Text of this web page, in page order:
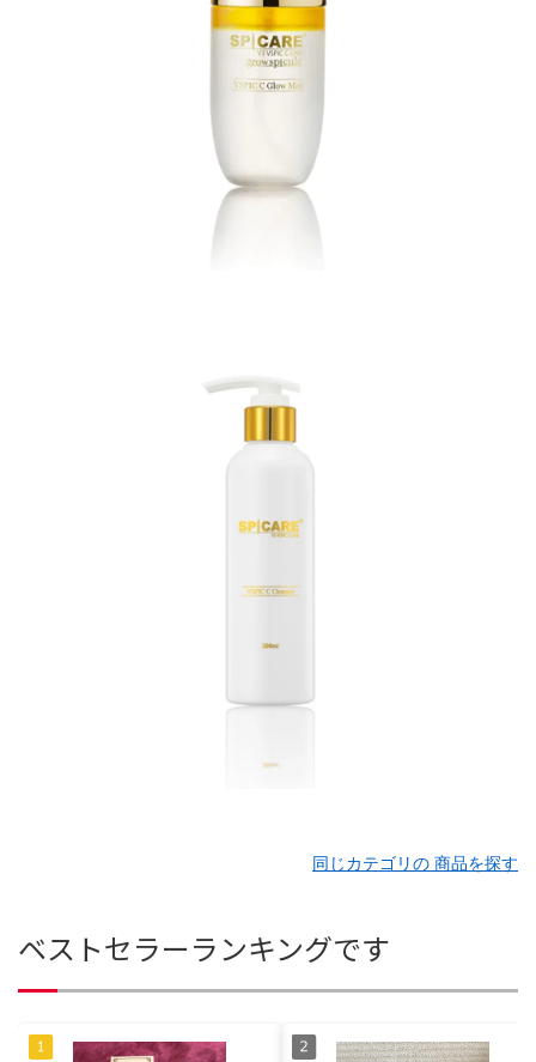
同じカテゴリの 商品を探す
ベストセラーランキングです